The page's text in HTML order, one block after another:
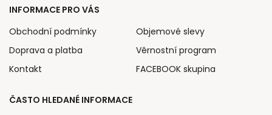
INFORMACE PRO VÁS
Obchodní podmínky
Doprava a platba
Kontakt
Objemové slevy
Věrnostní program
FACEBOOK skupina
ČASTO HLEDANÉ INFORMACE